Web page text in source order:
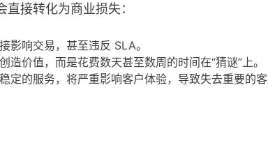
接转化为商业损失：
影响交易，甚至违反 SLA。
造价值，而是花费数天甚至数周的时间在“猜谜”上。
定的服务，将严重影响客户体验，导致失去重要的客